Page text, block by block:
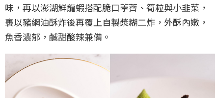
味，再以澎湖鮮龍蝦搭配脆口荸薺、筍粒與小韭菜，
裹以豬網油酥炸後再覆上自製漿糊二炸，外酥內嫩，
魚香濃郁，鹹甜酸辣兼備。